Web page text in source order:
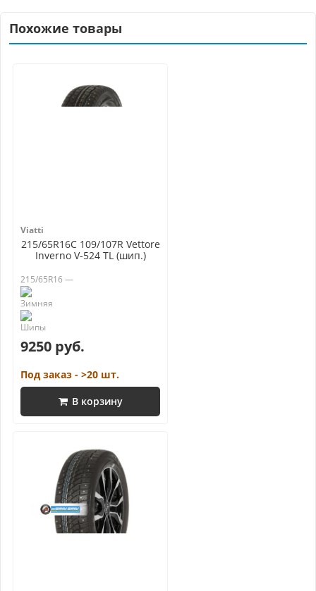
Похожие товары
Viatti
215/65R16C 109/107R Vettore
Inverno V-524 TL (шип.)
215/65R16 —
9250 руб.
Под заказ - >20 шт.
В корзину